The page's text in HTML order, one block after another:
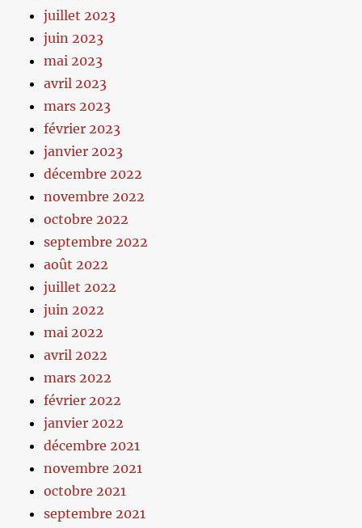
juillet 2023
juin 2023
mai 2023
avril 2023
mars 2023
février 2023
janvier 2023
décembre 2022
novembre 2022
octobre 2022
septembre 2022
août 2022
juillet 2022
juin 2022
mai 2022
avril 2022
mars 2022
février 2022
janvier 2022
décembre 2021
novembre 2021
octobre 2021
septembre 2021